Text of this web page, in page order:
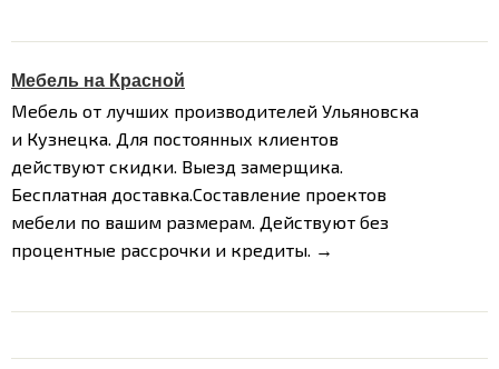
Мебель на Красной
Мебель от лучших производителей Ульяновска
и Кузнецка. Для постоянных клиентов
действуют скидки. Выезд замерщика.
Бесплатная доставка.Составление проектов
мебели по вашим размерам. Действуют без
процентные рассрочки и кредиты. →